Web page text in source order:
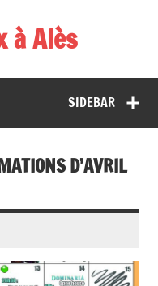
à Alès
tournois
SIDEBAR
D’AVRIL